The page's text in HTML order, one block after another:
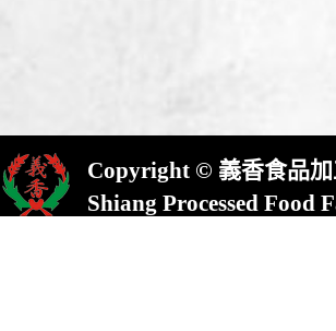
Copyright © 義香食品
Shiang Processed Food